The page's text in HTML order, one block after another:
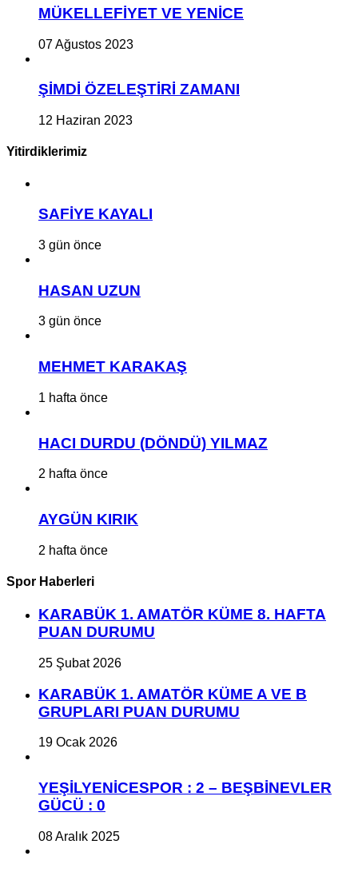
MÜKELLEFİYET VE YENİCE
07 Ağustos 2023
ŞİMDİ ÖZELEŞTİRİ ZAMANI
12 Haziran 2023
Yitirdiklerimiz
SAFİYE KAYALI
3 gün önce
HASAN UZUN
3 gün önce
MEHMET KARAKAŞ
1 hafta önce
HACI DURDU (DÖNDÜ) YILMAZ
2 hafta önce
AYGÜN KIRIK
2 hafta önce
Spor Haberleri
KARABÜK 1. AMATÖR KÜME 8. HAFTA
PUAN DURUMU
25 Şubat 2026
KARABÜK 1. AMATÖR KÜME A VE B
GRUPLARI PUAN DURUMU
19 Ocak 2026
YEŞİLYENİCESPOR : 2 – BEŞBİNEVLER
GÜCÜ : 0
08 Aralık 2025